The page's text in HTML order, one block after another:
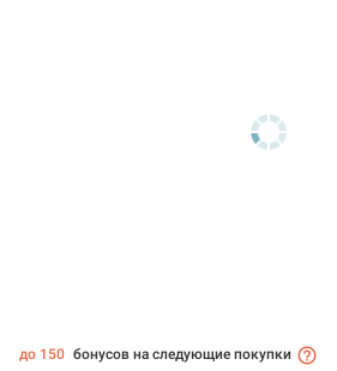
до 150 бонусов на следующие покупки